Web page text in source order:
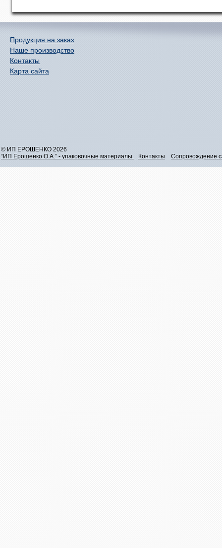
Продукция на заказ
Наше производство
Контакты
Карта сайта
© ИП ЕРОШЕНКО 2026
“ИП Ерошенко О.А.” - упаковочные материалы
Контакты Сопровождение